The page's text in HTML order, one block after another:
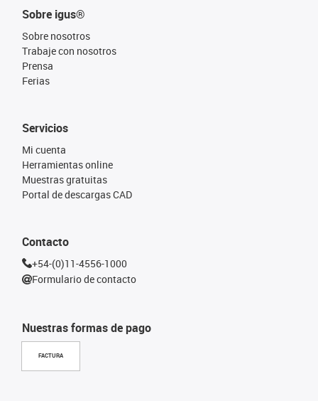
Sobre igus®
Sobre nosotros
Trabaje con nosotros
Prensa
Ferias
Nuestras formas de pago
FACTURA
Servicios
Mi cuenta
Herramientas online
Muestras gratuitas
Portal de descargas CAD
Contacto
+54-(0)11-4556-1000
Formulario de contacto